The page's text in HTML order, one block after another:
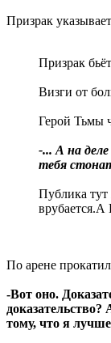
Призрак
Призрак
Визги от
Герой Тьмы
-... А на
тебя
Публика тут
врубается.А
По арене
-Вот оно.
тому, что я